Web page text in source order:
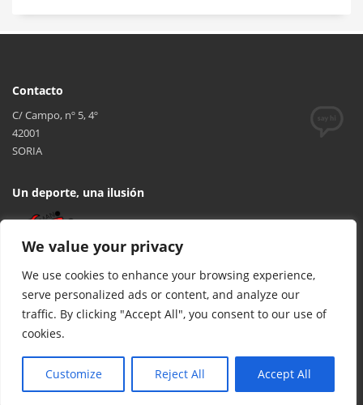
We value your privacy
We use cookies to enhance your browsing experience,
serve personalized ads or content, and analyze our
traffic. By clicking "Accept All", you consent to our use of
cookies.
Customize Reject All Accept All
Contacto
C/ Campo, nº 5, 4º
42001
SORIA
Un deporte, una ilusión
León. Todos los derechos reservados. Desarrollado por
TOOOLS